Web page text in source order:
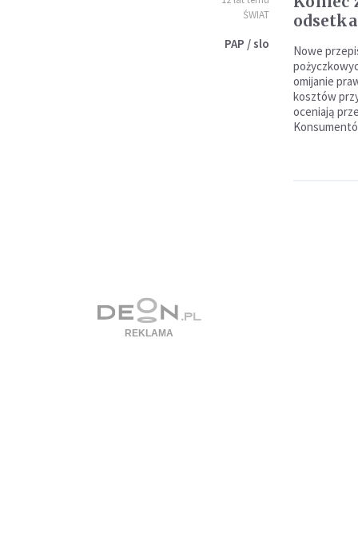
ŚWIAT
PAP / slo
Nowe
omijanie
kosztów
oceniają